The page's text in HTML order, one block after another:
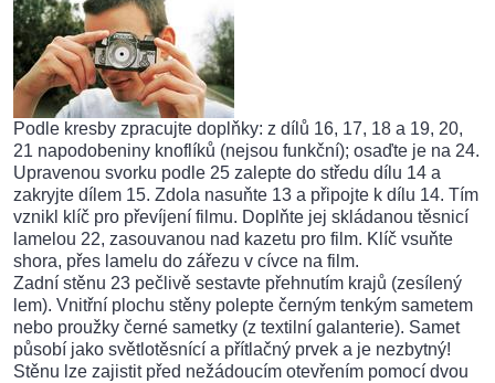
Podle kresby zpracujte doplňky: z dílů 16, 17, 18 a 19, 20,
21 napodobeniny knoflíků (nejsou funkční); osaďte je na 24.
Upravenou svorku podle 25 zalepte do středu dílu 14 a
zakryjte dílem 15. Zdola nasuňte 13 a připojte k dílu 14. Tím
vznikl klíč pro převíjení filmu. Doplňte jej skládanou těsnicí
lamelou 22, zasouvanou nad kazetu pro film. Klíč vsuňte
shora, přes lamelu do zářezu v cívce na film.
Zadní stěnu 23 pečlivě sestavte přehnutím krajů (zesílený
lem). Vnitřní plochu stěny polepte černým tenkým sametem
nebo proužky černé sametky (z textilní galanterie). Samet
působí jako světlotěsnící a přítlačný prvek a je nezbytný!
Stěnu lze zajistit před nežádoucím otevřením pomocí dvou